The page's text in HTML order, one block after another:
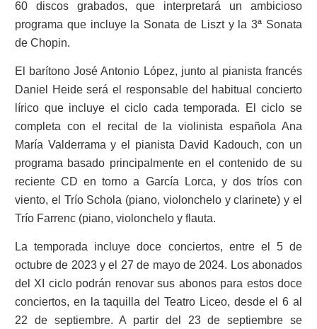
60 discos grabados, que interpretará un ambicioso
programa que incluye la Sonata de Liszt y la 3ª Sonata
de Chopin.
El barítono José Antonio López, junto al pianista francés
Daniel Heide será el responsable del habitual concierto
lírico que incluye el ciclo cada temporada. El ciclo se
completa con el recital de la violinista española Ana
María Valderrama y el pianista David Kadouch, con un
programa basado principalmente en el contenido de su
reciente CD en torno a García Lorca, y dos tríos con
viento, el Trío Schola (piano, violonchelo y clarinete) y el
Trío Farrenc (piano, violonchelo y flauta.
La temporada incluye doce conciertos, entre el 5 de
octubre de 2023 y el 27 de mayo de 2024. Los abonados
del XI ciclo podrán renovar sus abonos para estos doce
conciertos, en la taquilla del Teatro Liceo, desde el6 al
22 de septiembre. A partir del 23 de septiembre se